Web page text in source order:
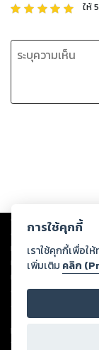
ให้5
Copyright © 2026
ต่อผลงานหรือเนื้อหาใด
ทรัพย์สินทางปัญญาขอ
ทุกท่านโปรดใช้วิจารณ
หนึ่งส่วนใดขัดต่อกฎหม
ดำเนินการในทันที ทั้ง
ลิขสิทธิ์ พ.ศ. 2537 (ฉบับ
For support:
Version
การใช้คุกกี้
เราใช้คุกกี้เพื่อ
เพิ่มเติม คลิก